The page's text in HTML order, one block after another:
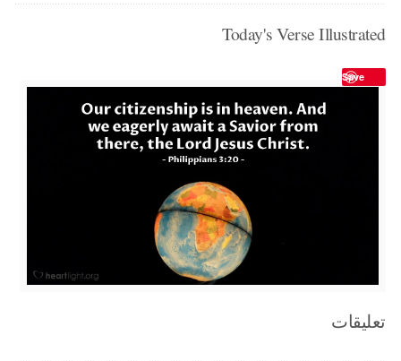
Today's Verse Illustrated
Save
تعليقات